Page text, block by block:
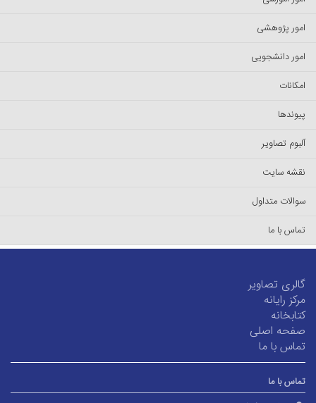
امور پژوهشی
امور دانشجویی
امکانات
پیوندها
آلبوم تصاویر
نقشه سایت
سوالات متداول
تماس با ما
گالری تصاویر
مرکز رایانه
کتابخانه
صفحه اصلی
تماس با ما
تماس با ما